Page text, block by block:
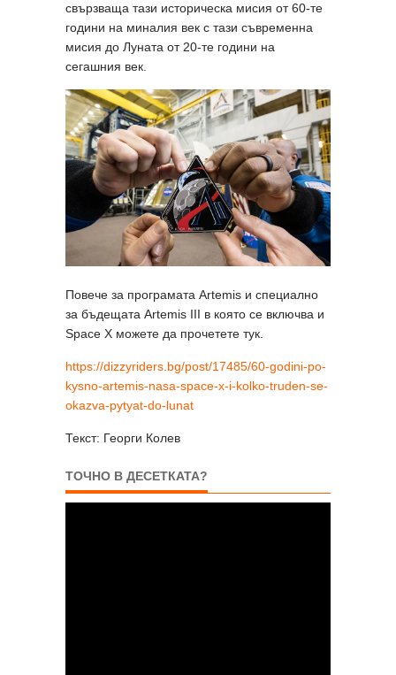
свързваща тази историческа мисия от 60-те
години на миналия век с тази съвременна
мисия до Луната от 20-те години на
сегашния век.
Повече за програмата Artemis и специално
за бъдещата Artemis III в която се включва и
Space X можете да прочетете тук.
https://dizzyriders.bg/post/17485/60-godini-po-
kysno-artemis-nasa-space-x-i-kolko-truden-se-
okazva-pytyat-do-lunat
Текст: Георги Колев
ТОЧНО В ДЕСЕТКАТА?